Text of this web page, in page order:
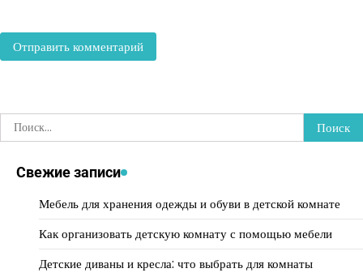
Найти:
Свежие записи
Мебель для хранения одежды и обуви в детской комнате
Как организовать детскую комнату с помощью мебели
Детские диваны и кресла: что выбрать для комнаты